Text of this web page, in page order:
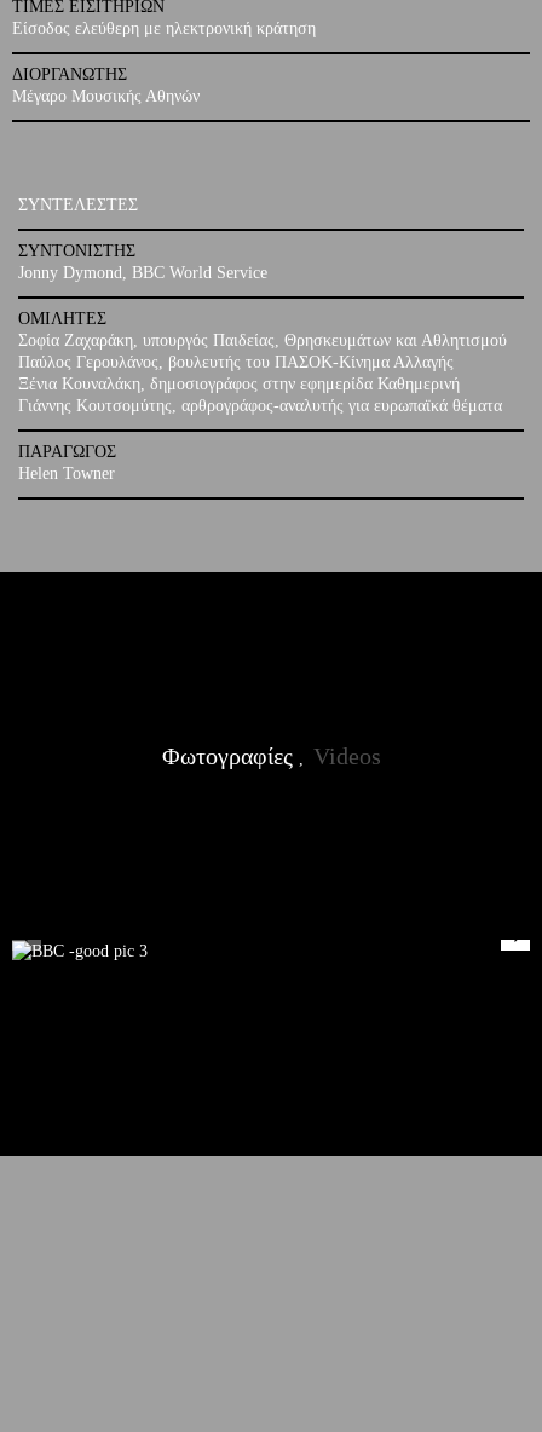
ΤΙΜΕΣ ΕΙΣΙΤΗΡΙΩΝ
Είσοδος ελεύθερη με ηλεκτρονική κράτηση
ΔΙΟΡΓΑΝΩΤΗΣ
Μέγαρο Μουσικής Αθηνών
ΣΥΝΤΕΛΕΣΤΕΣ
ΣΥΝΤΟΝΙΣΤΗΣ
Jonny Dymond, BBC World Service
ΟΜΙΛΗΤΕΣ
Σοφία Ζαχαράκη, υπουργός Παιδείας, Θρησκευμάτων και Αθλητισμού
Παύλος Γερουλάνος, βουλευτής του ΠΑΣΟΚ-Κίνημα Αλλαγής
Ξένια Κουναλάκη, δημοσιογράφος στην εφημερίδα Καθημερινή
Γιάννης Κουτσομύτης, αρθρογράφος-αναλυτής για ευρωπαϊκά θέματα
ΠΑΡΑΓΩΓΟΣ
Helen Towner
Φωτογραφίες Videos